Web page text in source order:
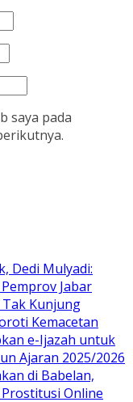
saya pada
Dedi Mulyadi:
Jabar
Tak Kunjung
Kemacetan
e-Ijazah untuk
Ajaran 2025/2026
di Babelan,
Online